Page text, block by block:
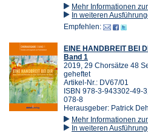
Mehr Informationen
In weiteren
Empfehlen:
EINE HANDBREIT BEI
Band 1
2019, 29 Chorsätze 48
geheftet
Artikel-Nr.: DV67/01
ISBN 978-3-943302-49-
078-8
Herausgeber: Patrick
Mehr Informationen
In weiteren